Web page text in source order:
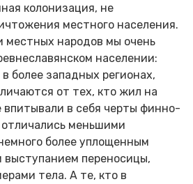
колонизация, не
местного населения.
местных народов мы очень
населении:
более западных регионах,
от тех, кто жил на
впитывали в себя черты финно-
меньшими
более уплощенным
переносицы,
тела. А те, кто в